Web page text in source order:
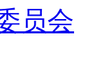
员会